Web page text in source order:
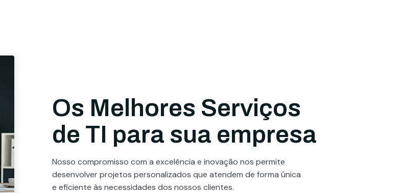
Os Melhores Serviços
de TI para sua empresa
Nosso compromisso com a excelência e inovação nos permite
desenvolver projetos personalizados que atendem de forma única
e eficiente às necessidades dos nossos clientes.